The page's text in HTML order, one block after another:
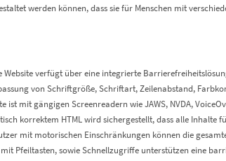
werden können, dass sie für Menschen mit
Website verfügt über eine integrierte
von Schriftgröße, Schriftart, Zeilenabstand,
ist mit gängigen Screenreadern wie JAWS, NVDA,
korrektem HTML wird sichergestellt, dass alle
mit motorischen Einschränkungen können die
Pfeiltasten, sowie Schnellzugriffe unterstützen eine